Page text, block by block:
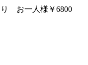
り お一人様￥6800